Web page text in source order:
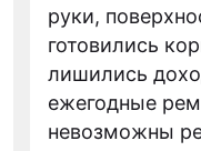
руки,
готовились
лишились
ежегодные
невозможны